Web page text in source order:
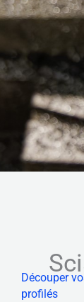
Découper
profilés